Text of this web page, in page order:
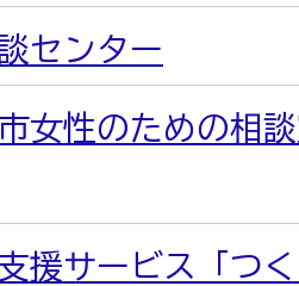
センター
女性のための相
援サービス「つ